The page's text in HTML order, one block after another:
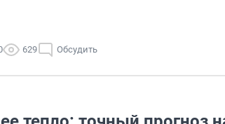
629 Обсудить